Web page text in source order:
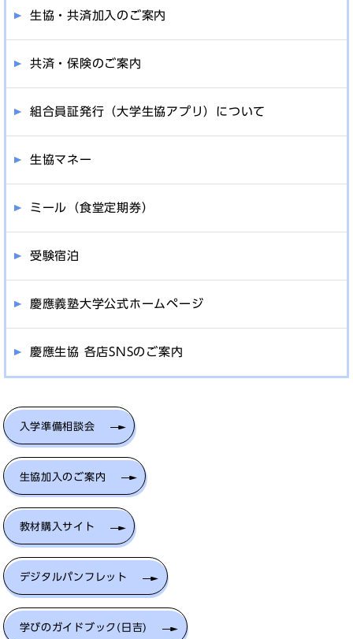
生協・共済加入のご案内
共済・保険のご案内
組合員証発行（大学生協アプリ）について
生協マネー
ミール（食堂定期券）
受験宿泊
慶應義塾大学公式ホームページ
慶應生協 各店SNSのご案内
入学準備相談会
生協加入のご案内
教材購入サイト
デジタルパンフレット
学びのガイドブック(日吉)